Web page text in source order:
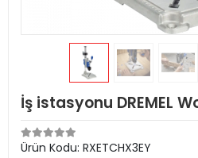
İş istasyonu DREMEL
Ürün Kodu: RXETCHX3EY